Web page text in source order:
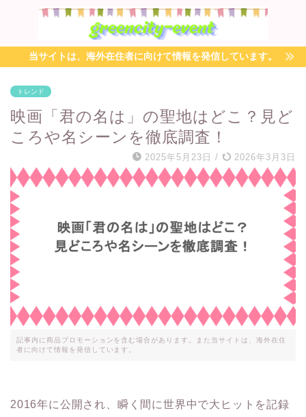
当サイトは、海外在住者に向けて情報を発信しています。
トレンド
映画「君の名は」の聖地はどこ？見ど
ころや名シーンを徹底調査！
2025年5月23日 / 2026年3月3日
記事内に商品プロモーションを含む場合があります。また当サイトは、海外在住
者に向けて情報を発信しています。
2016年に公開され、瞬く間に世界中で大ヒットを記録